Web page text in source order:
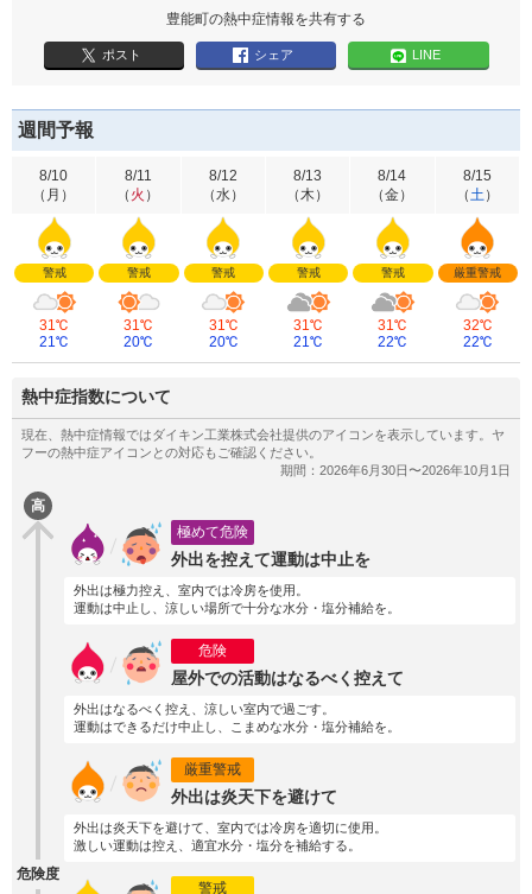
豊能町の熱中症情報を共有する
ポスト シェア LINE
週間予報
8/10
（ 月 ）
警戒
31℃
21℃
8/11
（ 火 ）
警戒
31℃
20℃
8/12
（水）
警戒
31℃
20℃
8/13
（木）
警戒
31℃
21℃
8/14
（金）
警戒
31℃
22℃
8/15
（土）
厳重警戒
32℃
22℃
熱中症指数について
高
危険度
極めて危険
外出を控えて運動は中止を
外出は極力控え、室内では冷房を使用。
運動は中止し、涼しい場所で十分な水分・塩分補給を。
危険
屋外での活動はなるべく控えて
外出はなるべく控え、涼しい室内で過ごす。
運動はできるだけ中止し、こまめな水分・塩分補給を。
厳重警戒
外出は炎天下を避けて
外出は炎天下を避けて、室内では冷房を適切に使用。
激しい運動は控え、適宜水分・塩分を補給する。
警戒